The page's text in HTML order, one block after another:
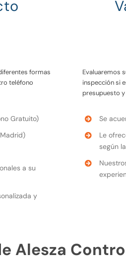
formas
teléfono
Gratuito)
a su
y
Evaluaremos
inspección si
presupuesto
Se
Le
según
Alesza